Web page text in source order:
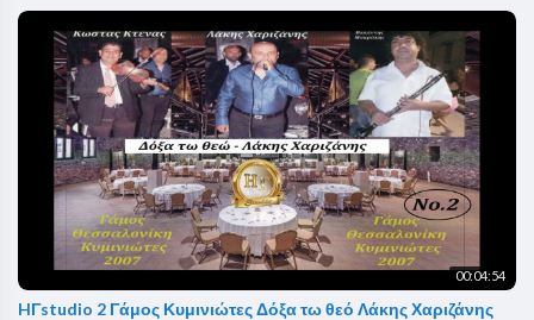
00:04:54
HΓstudio 2 Γάμος Κυμινιώτες Δόξα τω θεό Λάκης Χαριζάνης